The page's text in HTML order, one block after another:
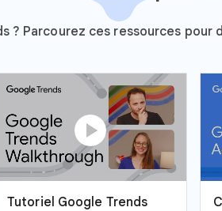
? Parcourez ces ressources
play_circle
Tutoriel Google Trends